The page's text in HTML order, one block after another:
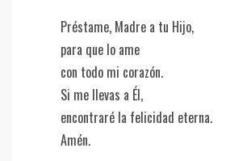
Préstame, Madre a tu Hijo,
para que lo ame
con todo mi corazón.
Si me llevas a Él,
encontraré la felicidad eterna.
Amén.